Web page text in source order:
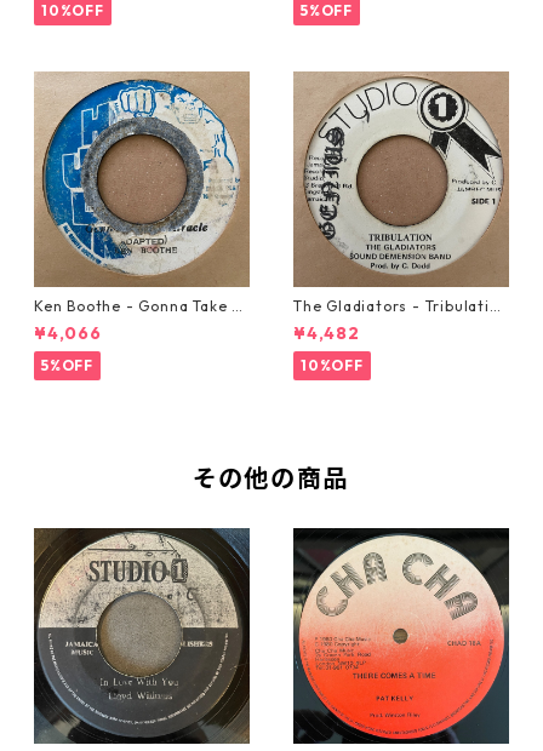
10%OFF 5%OFF
Ken Boothe - Gonna Take A
Miracle【7-21362】
¥4,066
5%OFF
The Gladiators - Tribulation
【7-21365】
¥4,482
10%OFF
その他の商品